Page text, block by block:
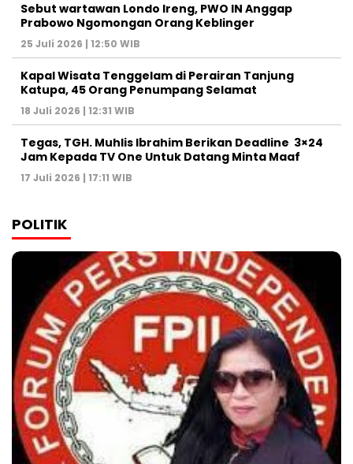
Sebut wartawan Londo Ireng, PWO IN Anggap
Prabowo Ngomongan Orang Keblinger
25 Juli 2026 | 12:50 WIB
Kapal Wisata Tenggelam di Perairan Tanjung
Katupa, 45 Orang Penumpang Selamat
18 Juli 2026 | 12:31 WIB
Tegas, TGH. Muhlis Ibrahim Berikan Deadline 3×24
Jam Kepada TV One Untuk Datang Minta Maaf
17 Juli 2026 | 17:11 WIB
POLITIK